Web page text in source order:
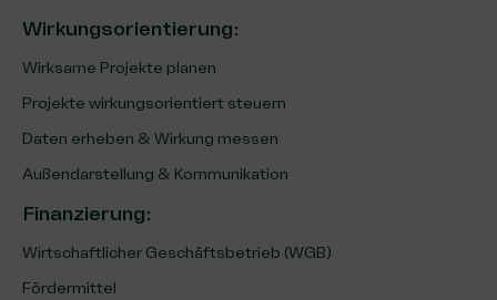
Wirkungsorientierung:
Wirksame Projekte planen
Projekte wirkungsorientiert steuern
Daten erheben & Wirkung messen
Außendarstellung & Kommunikation
Finanzierung:
Wirtschaftlicher Geschäftsbetrieb (WGB)
Fördermittel